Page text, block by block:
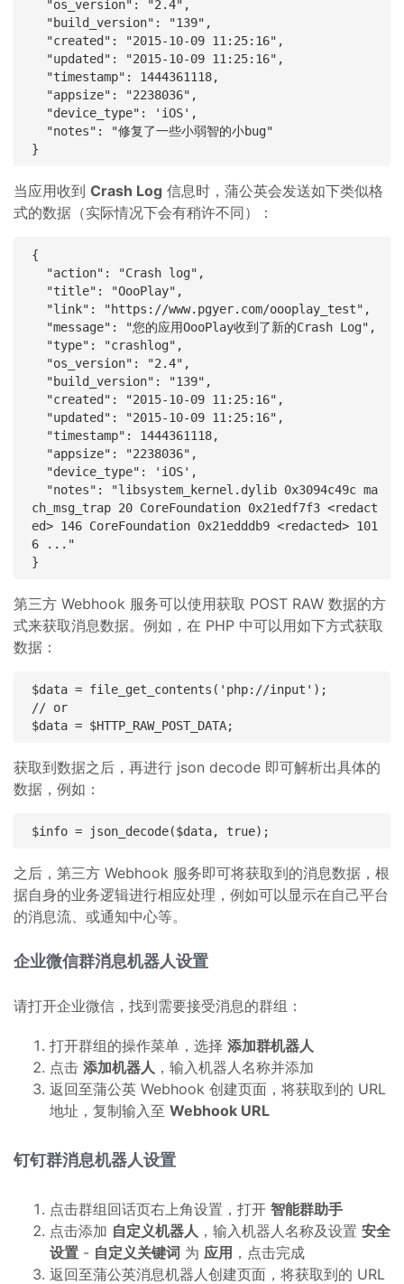
当应用收到 Crash Log 信息时，蒲公英会发送如下类似格
式的数据（实际情况下会有稍许不同）：
{
ch_msg_trap 20 CoreFoundation 0x21edf7f3 <redact
ed> 146 CoreFoundation 0x21edddb9 <redacted> 101
6 ..."
第三方 Webhook 服务可以使用获取 POST RAW 数据的方
式来获取消息数据。例如，在 PHP 中可以用如下方式获取
数据：
$data = file_get_contents('php://input');
// or
获取到数据之后，再进行 json decode 即可解析出具体的
数据，例如：
之后，第三方 Webhook 服务即可将获取到的消息数据，根
据自身的业务逻辑进行相应处理，例如可以显示在自己平台
的消息流、或通知中心等。
企业微信群消息机器人设置
请打开企业微信，找到需要接受消息的群组：
打开群组的操作菜单，选择 添加群机器人
点击 添加机器人 ，输入机器人名称并添加
返回至蒲公英 Webhook 创建页面，将获取到的 URL
地址，复制输入至 Webhook URL
钉钉群消息机器人设置
点击群组回话页右上角设置，打开 智能群助手
点击添加 自定义机器人 ，输入机器人名称及设置 安全
设置 - 自定义关键词 为 应用 ，点击完成
返回至蒲公英消息机器人创建页面，将获取到的 URL